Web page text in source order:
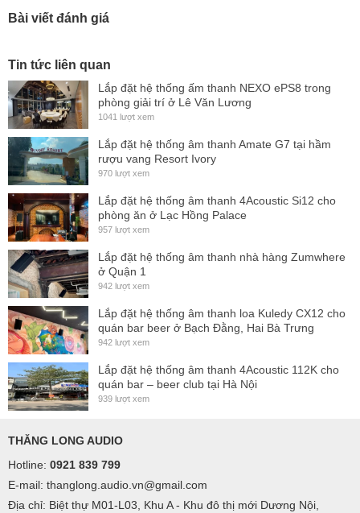
Bài viết đánh giá
Tin tức liên quan
Lắp đặt hệ thống ấm thanh NEXO ePS8 trong
phòng giải trí ở Lê Văn Lương
1041 lượt xem
Lắp đặt hệ thống âm thanh Amate G7 tại hầm
rượu vang Resort Ivory
970 lượt xem
Lắp đặt hệ thống âm thanh 4Acoustic Si12 cho
phòng ăn ở Lạc Hồng Palace
957 lượt xem
Lắp đặt hệ thống âm thanh nhà hàng Zumwhere
ở Quận 1
942 lượt xem
Lắp đặt hệ thống âm thanh loa Kuledy CX12 cho
quán bar beer ở Bạch Đằng, Hai Bà Trưng
942 lượt xem
Lắp đặt hệ thống âm thanh 4Acoustic 112K cho
quán bar – beer club tại Hà Nội
939 lượt xem
THĂNG LONG AUDIO
Hotline: 0921 839 799
E-mail: thanglong.audio.vn@gmail.com
Địa chỉ: Biệt thự M01-L03, Khu A - Khu đô thị mới Dương Nội,